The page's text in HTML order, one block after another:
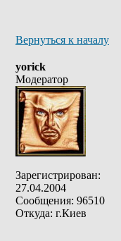
Вернуться к началу
yorick
Модератор
Зарегистрирован:
27.04.2004
Сообщения: 96510
Откуда: г.Киев